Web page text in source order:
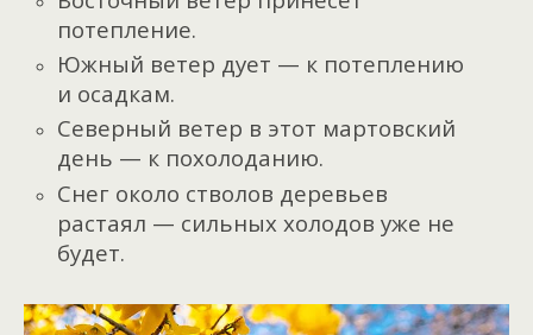
потепление.
Южный ветер дует — к потеплению
и осадкам.
Северный ветер в этот мартовский
день — к похолоданию.
Снег около стволов деревьев
растаял — сильных холодов уже не
будет.